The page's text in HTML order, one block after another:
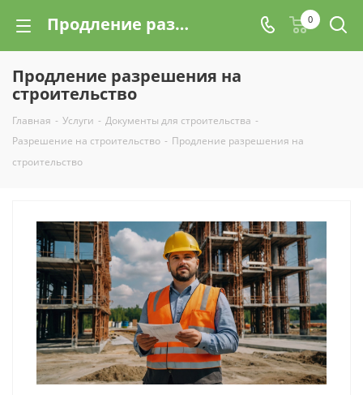
Продление разрешения на строительство с подготовкой документов в Санкт-Петербурге (СПб) | Цены на услуги 0
Продление разрешения на
строительство
Главная - Услуги - Документы для строительства -
Разрешение на строительство - Продление разрешения на
строительство